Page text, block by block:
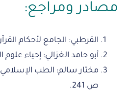
مصادر ومراجع:
القرطبي: الجامع لأحكام القرآن 10/ 305،
أبو حامد الغزالي: إحياء علوم الدين
مختار سالم: الطب الإسلامي
ص 241.